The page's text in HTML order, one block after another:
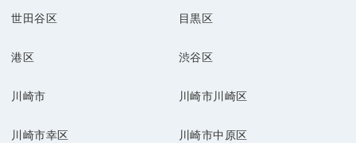
世田谷区 目黒区
港区 渋谷区
川崎市 川崎市川崎区
川崎市幸区 川崎市中原区